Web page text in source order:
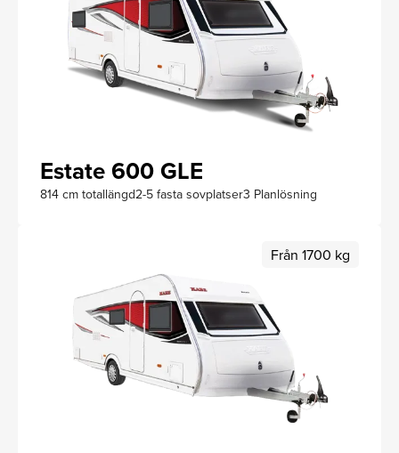
Estate 600 GLE
814 cm totallängd2-5 fasta sovplatser3 Planlösning
Från 1700 kg